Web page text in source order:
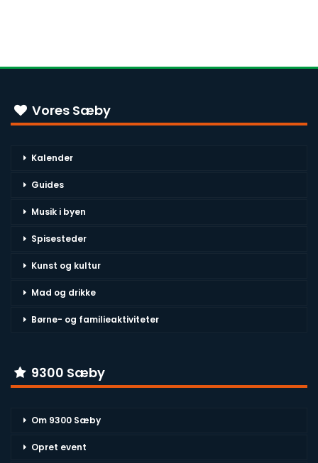
Vores Sæby
Kalender
Guides
Musik i byen
Spisesteder
Kunst og kultur
Mad og drikke
Børne- og familieaktiviteter
9300 Sæby
Om 9300 Sæby
Opret event